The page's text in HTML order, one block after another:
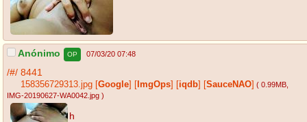
Anónimo OP 07/03/20 07:48
/#/ 8441
158356729313.jpg [Google] [ ImgOps] [iqdb] [SauceNAO] ( 0.99MB
IMG-20190627-WA0042.jpg )
h